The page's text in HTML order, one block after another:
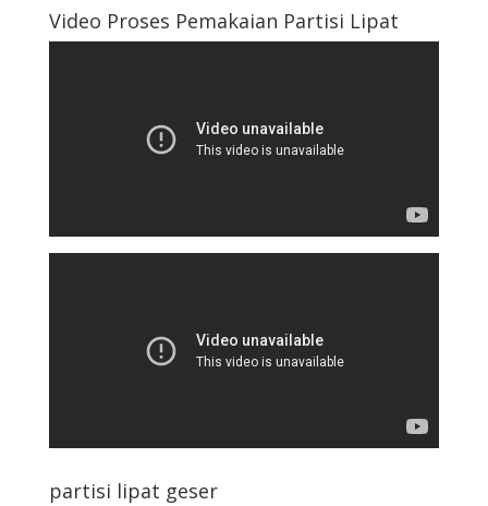
Video Proses Pemakaian Partisi Lipat
partisi lipat geser